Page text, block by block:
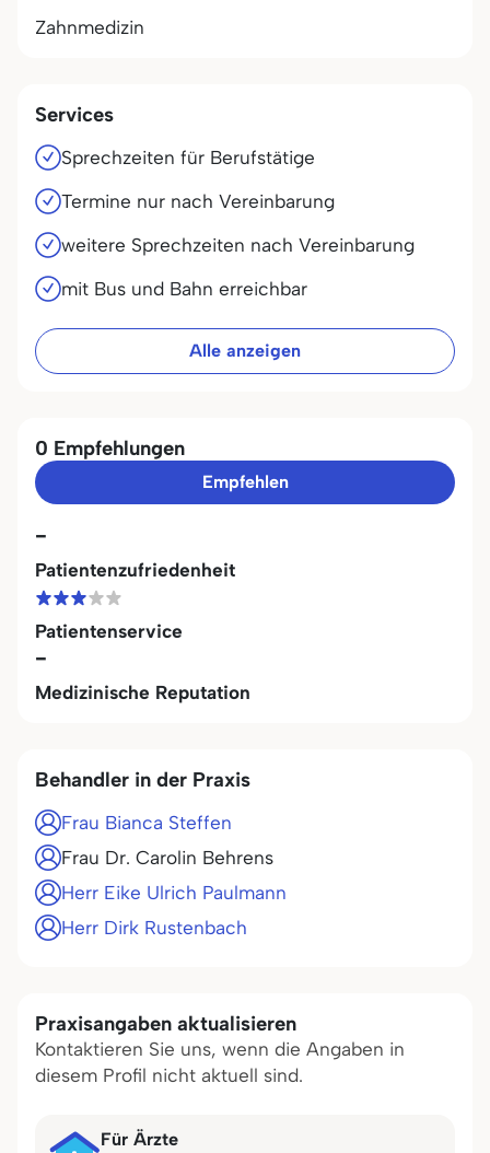
Zahnmedizin
Services
Sprechzeiten für Berufstätige
Termine nur nach Vereinbarung
weitere Sprechzeiten nach Vereinbarung
mit Bus und Bahn erreichbar
Alle anzeigen
0 Empfehlungen
Empfehlen
-
Patientenzufriedenheit
Patientenservice
-
Medizinische Reputation
Behandler in der Praxis
Frau Bianca Steffen
Frau Dr. Carolin Behrens
Herr Eike Ulrich Paulmann
Herr Dirk Rustenbach
Praxisangaben aktualisieren
Kontaktieren Sie uns, wenn die Angaben in
diesem Profil nicht aktuell sind.
Für Ärzte